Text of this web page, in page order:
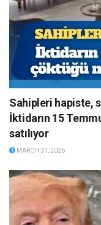
Sahipleri hapiste,
İktidarın 15
satılıyor
MARCH 31, 2026